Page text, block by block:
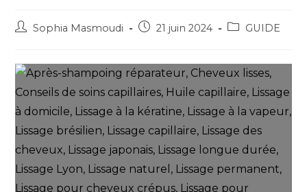
Sophia Masmoudi 21 juin 2024 GUIDE